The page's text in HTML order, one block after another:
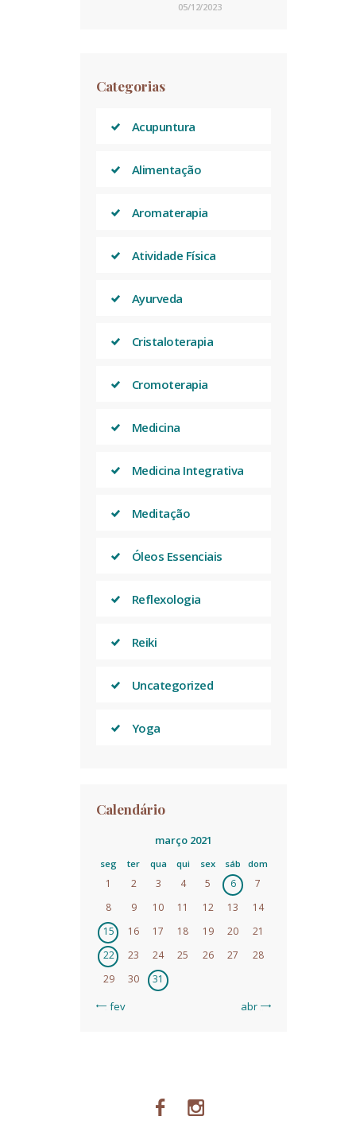
05/12/2023
Categorias
Acupuntura
Alimentação
Aromaterapia
Atividade Física
Ayurveda
Cristaloterapia
Cromoterapia
Medicina
Medicina Integrativa
Meditação
Óleos Essenciais
Reflexologia
Reiki
Uncategorized
Yoga
Calendário
março 2021
seg ter qua qui sex sáb dom
1 2 3 4 5 6
7
8
9 10 11 12 13
14
15
16 17 18 19 20
21
22
23 24 25 26 27
28
29
30 31
« fev abr »